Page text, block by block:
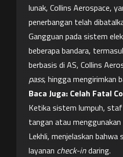
lunak, Collins Aerospace,
penerbangan telah
Gangguan pada sistem
beberapa bandara,
berbasis di AS, Collins
pass, hingga mengirimkan
Baca Juga: Celah Fatal
Ketika sistem lumpuh,
tangan atau
Lekhli, menjelaskan
layanan check-in daring.